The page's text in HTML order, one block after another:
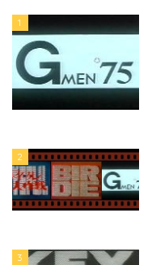
1
2
3